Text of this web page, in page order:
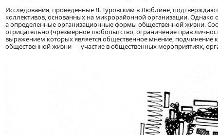
Исследования, проведенные Я. Туровским в Люблине,
коллективов, основанных на микрорайонной организации.
а определенные организационные формы общественной жизни.
отрицательно (чрезмерное любопытство, ограничение прав
выражением которых является общественное мнение, подчинение
общественной жизни — участие в общественных мероприятиях,